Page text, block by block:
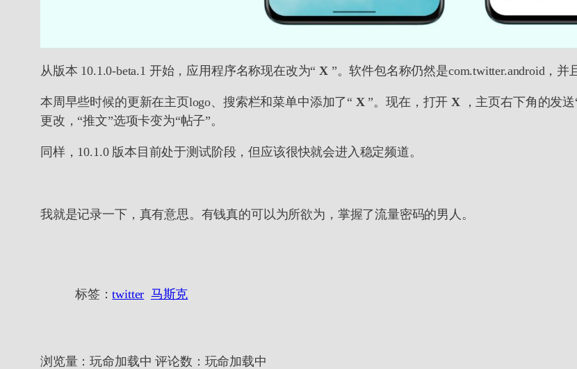
从版本 10.1.0-beta.1 开始，应用程序名称现在改为“ X ”。软件包名称仍然是com.twitter.android，
本周早些时候的更新在主页logo、搜索栏和菜单中添加了“ X ”。现在，打开 X ，主页右下角的发
更改，“推文”选项卡变为“帖子”。
同样，10.1.0 版本目前处于测试阶段，但应该很快就会进入稳定频道。
我就是记录一下，真有意思。有钱真的可以为所欲为，掌握了流量密码的男人。
标签：twitter 马斯克
浏览量：玩命加载中 评论数： 玩命加载中